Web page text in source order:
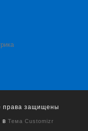
права защищены
в Тема Customizr